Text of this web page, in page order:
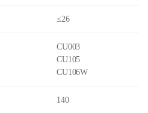
≤26
CU003
CU105
CU106W
140